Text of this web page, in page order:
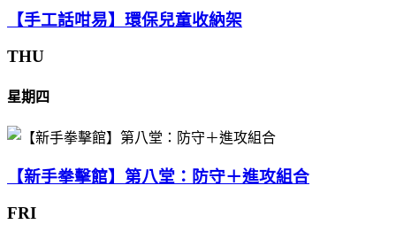
【手工話咁易】環保兒童收納架
THU
星期四
【新手拳擊館】第八堂：防守＋進攻組合
FRI